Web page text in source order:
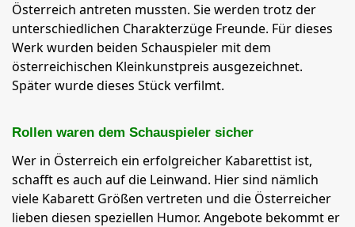
Österreich antreten mussten. Sie werden trotz der
unterschiedlichen Charakterzüge Freunde. Für dieses
Werk wurden beiden Schauspieler mit dem
österreichischen Kleinkunstpreis ausgezeichnet.
Später wurde dieses Stück verfilmt.
Rollen waren dem Schauspieler sicher
Wer in Österreich ein erfolgreicher Kabarettist ist,
schafft es auch auf die Leinwand. Hier sind nämlich
viele Kabarett Größen vertreten und die Österreicher
lieben diesen speziellen Humor. Angebote bekommt er